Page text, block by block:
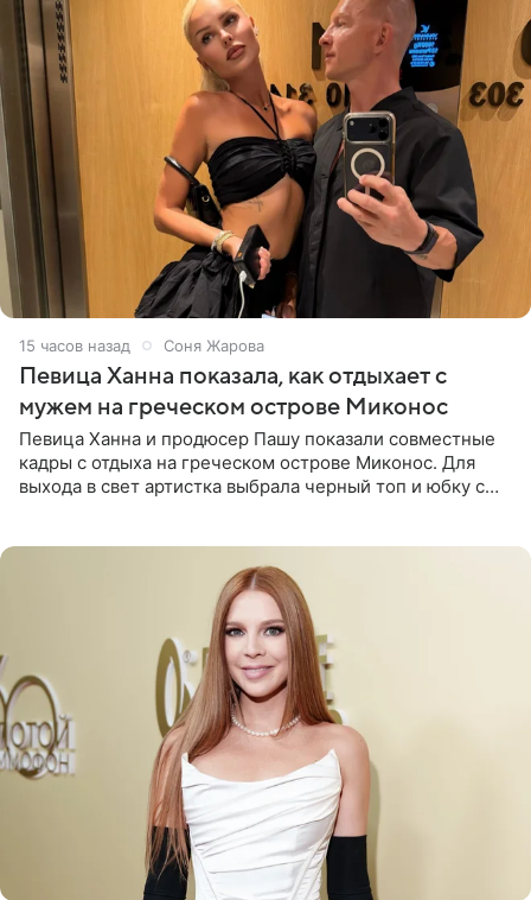
15 часов назад Соня Жарова
Певица Ханна показала, как отдыхает с
мужем на греческом острове Миконос
Певица Ханна и продюсер Пашу показали совместные
кадры с отдыха на греческом острове Миконос. Для
выхода в свет артистка выбрала черный топ и юбку с